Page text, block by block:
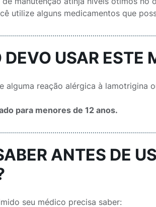
utilize alguns medicamentos que
USAR ESTE
alguma reação alérgica à lamotrigina
para menores de 12 anos.
ANTES DE
seu médico precisa saber: